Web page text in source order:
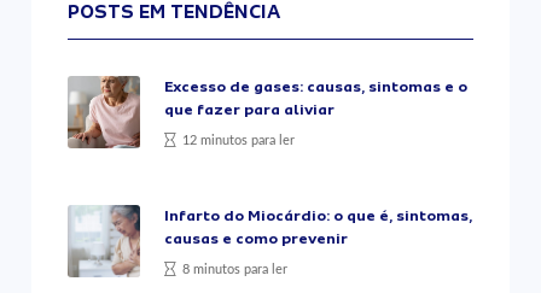
POSTS EM TENDÊNCIA
Excesso de gases: causas, sintomas e o
que fazer para aliviar
12 minutos para ler
Infarto do Miocárdio: o que é, sintomas,
causas e como prevenir
8 minutos para ler